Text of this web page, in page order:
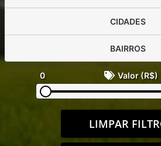
CIDADES
BAIRROS
0 Valor (R$)
LIMPAR